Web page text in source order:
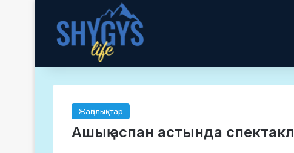
Жаңалықтар
Ашық аспан астында